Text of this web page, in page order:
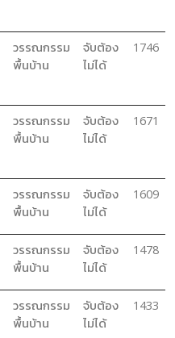
วรรณกรรม
พื้นบ้าน
จับต้อง
ไม่ได้
1746
วรรณกรรม
พื้นบ้าน
จับต้อง
ไม่ได้
1671
วรรณกรรม
พื้นบ้าน
จับต้อง
ไม่ได้
1609
วรรณกรรม
พื้นบ้าน
จับต้อง
ไม่ได้
1478
วรรณกรรม
พื้นบ้าน
จับต้อง
ไม่ได้
1433